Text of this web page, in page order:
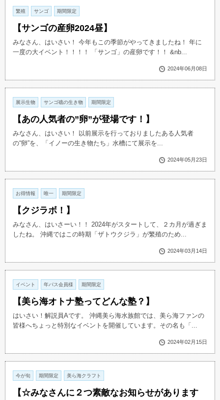
繁殖 サンゴ 期間限定
【サンゴの産卵2024昼】
みなさん、はいさい！ 今年もこの季節がやってきましたね！ 年に
一度の大イベント！！！！ 「サンゴ」の産卵です！！ &nb...
2024年06月08日
展示生物 サンゴ礁の生き物 期間限定
【あの人気者の”卵”が登場です！】
みなさん、はいさい！ 以前展示を行っておりましたある人気者
の“卵”を、「イノーの生き物たち」水槽にて展示を...
2024年05月23日
お得情報 唯一 期間限定
【クジラボ！】
みなさん、はいさーい！！ 2024年がスタートして、２カ月が過ぎま
したね。 沖縄ではこの時期「ザトウクジラ」が繁殖のため...
2024年03月14日
イベント 年パス会員様 期間限定
【美ら海オトナ塾ってどんな塾？】
はいさい！解説員Aです。 沖縄美ら海水族館では、美ら海ファンの
皆様へちょっと特別なイベントを開催しています。その名も「...
2024年02月15日
今が旬 期間限定 美ら海クラフト
【☆みなさんに２つ素敵なお知らせがあります